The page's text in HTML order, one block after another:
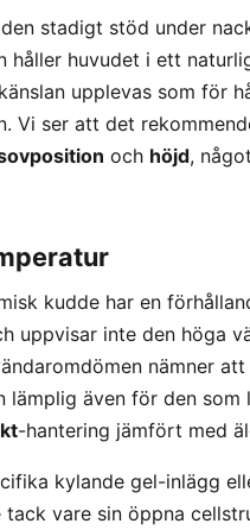
stadigt stöd under
håller huvudet i ett
upplevas som för
Vi ser att det
och höjd,
kudde har en
uppvisar inte den höga
nämner
även för den som
-hantering jämfört med
kylande gel-inlägg
vare sin öppna